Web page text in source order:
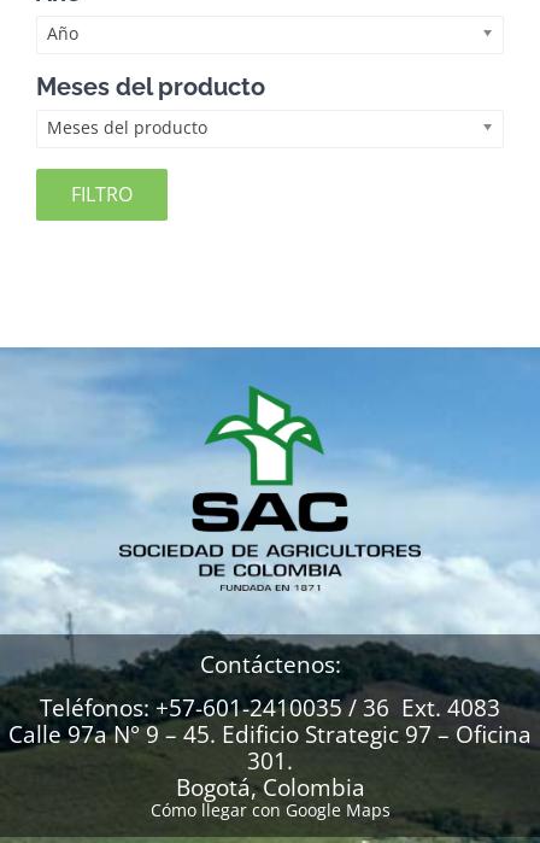
Año
Meses del producto
Meses del producto
FILTRO
Contáctenos:
Teléfonos: +57-601-2410035 / 36 Ext. 4083
Calle 97a N° 9 – 45. Edificio Strategic 97 – Oficina
301.
Bogotá, Colombia
Cómo llegar con Google Maps